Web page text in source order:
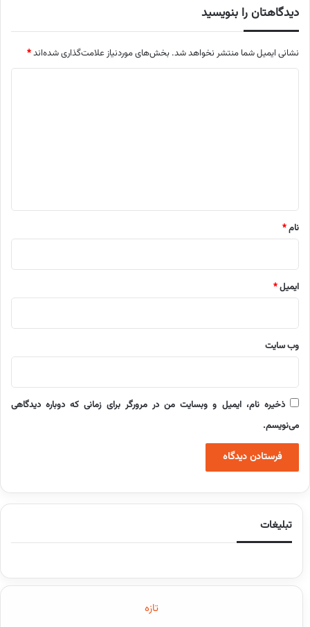
دیدگاهتان را بنویسید
نشانی ایمیل شما منتشر نخواهد شد. بخش‌های موردنیاز علامت‌گذاری شده‌اند*
نام*
ایمیل*
وب‌ سایت
ذخیره نام، ایمیل و وبسایت من در مرورگر برای زمانی که دوباره دیدگاهی
می‌نویسم.
تبلیغات
تازه